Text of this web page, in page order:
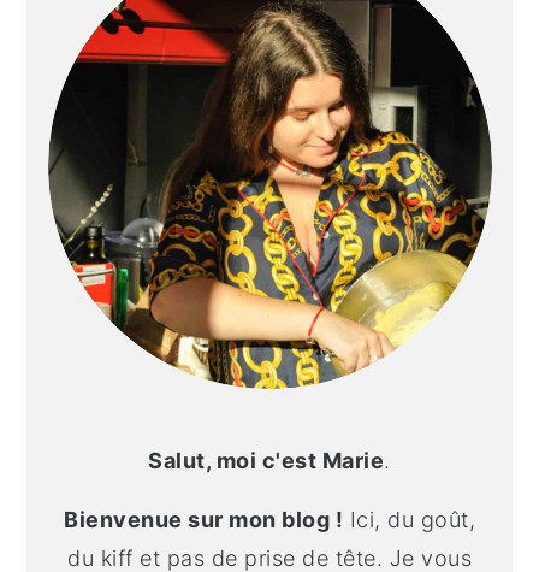
Salut, moi c'est Marie.
Bienvenue sur mon blog ! Ici, du goût,
du kiff et pas de prise de tête. Je vous